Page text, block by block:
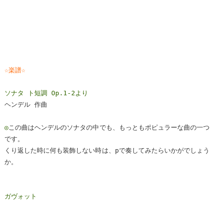
☆楽譜☆
ソナタ ト短調 Op.1-2より
ヘンデル 作曲
◎ この曲はヘンデルのソナタの中でも、もっともポピュラーな曲の一つ
です。
くり返した時に何も装飾しない時は、pで奏してみたらいかがでしょう
か。
ガヴォット